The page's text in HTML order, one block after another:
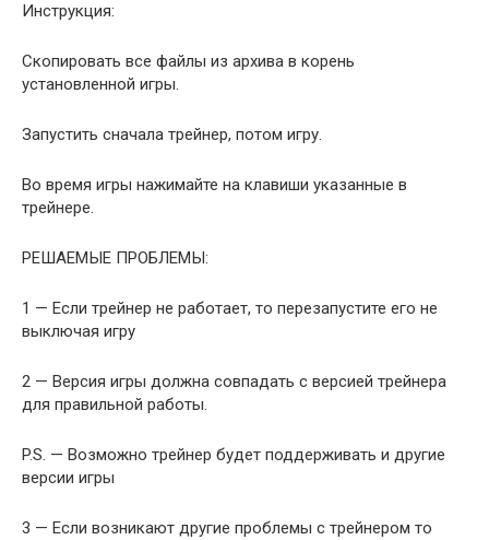
Инструкция:
Скопировать все файлы из архива в корень
установленной игры.
Запустить сначала трейнер, потом игру.
Во время игры нажимайте на клавиши указанные в
трейнере.
РЕШАЕМЫЕ ПРОБЛЕМЫ:
1 — Если трейнер не работает, то перезапустите его не
выключая игру
2 — Версия игры должна совпадать с версией трейнера
для правильной работы.
P.S. — Возможно трейнер будет поддерживать и другие
версии игры
3 — Если возникают другие проблемы с трейнером то